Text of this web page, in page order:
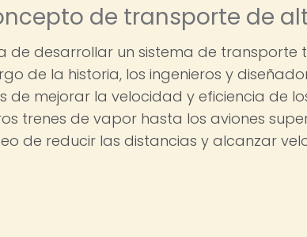
de transporte de
de desarrollar un sistema de
de la historia, los ingenieros y
de mejorar la velocidad y eficiencia de
trenes de vapor hasta los aviones
de reducir las distancias y alcanzar